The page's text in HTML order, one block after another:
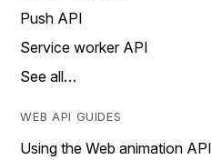
Push API
Service worker API
See all…
WEB API GUIDES
Using the Web animation API